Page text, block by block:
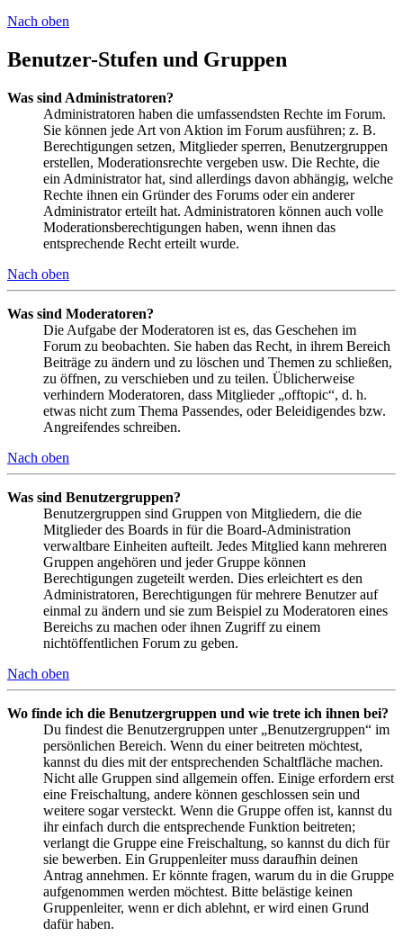
Nach oben
Benutzer-Stufen und Gruppen
Was sind Administratoren?
Administratoren haben die umfassendsten Rechte im Forum.
Sie können jede Art von Aktion im Forum ausführen; z. B.
Berechtigungen setzen, Mitglieder sperren, Benutzergruppen
erstellen, Moderationsrechte vergeben usw. Die Rechte, die
ein Administrator hat, sind allerdings davon abhängig, welche
Rechte ihnen ein Gründer des Forums oder ein anderer
Administrator erteilt hat. Administratoren können auch volle
Moderationsberechtigungen haben, wenn ihnen das
entsprechende Recht erteilt wurde.
Nach oben
Was sind Moderatoren?
Die Aufgabe der Moderatoren ist es, das Geschehen im
Forum zu beobachten. Sie haben das Recht, in ihrem Bereich
Beiträge zu ändern und zu löschen und Themen zu schließen,
zu öffnen, zu verschieben und zu teilen. Üblicherweise
verhindern Moderatoren, dass Mitglieder „offtopic“, d. h.
etwas nicht zum Thema Passendes, oder Beleidigendes bzw.
Angreifendes schreiben.
Nach oben
Was sind Benutzergruppen?
Benutzergruppen sind Gruppen von Mitgliedern, die die
Mitglieder des Boards in für die Board-Administration
verwaltbare Einheiten aufteilt. Jedes Mitglied kann mehreren
Gruppen angehören und jeder Gruppe können
Berechtigungen zugeteilt werden. Dies erleichtert es den
Administratoren, Berechtigungen für mehrere Benutzer auf
einmal zu ändern und sie zum Beispiel zu Moderatoren eines
Bereichs zu machen oder ihnen Zugriff zu einem
nichtöffentlichen Forum zu geben.
Nach oben
Wo finde ich die Benutzergruppen und wie trete ich ihnen bei?
Du findest die Benutzergruppen unter „Benutzergruppen“ im
persönlichen Bereich. Wenn du einer beitreten möchtest,
kannst du dies mit der entsprechenden Schaltfläche machen.
Nicht alle Gruppen sind allgemein offen. Einige erfordern erst
eine Freischaltung, andere können geschlossen sein und
weitere sogar versteckt. Wenn die Gruppe offen ist, kannst du
ihr einfach durch die entsprechende Funktion beitreten;
verlangt die Gruppe eine Freischaltung, so kannst du dich für
sie bewerben. Ein Gruppenleiter muss daraufhin deinen
Antrag annehmen. Er könnte fragen, warum du in die Gruppe
aufgenommen werden möchtest. Bitte belästige keinen
Gruppenleiter, wenn er dich ablehnt, er wird einen Grund
dafür haben.